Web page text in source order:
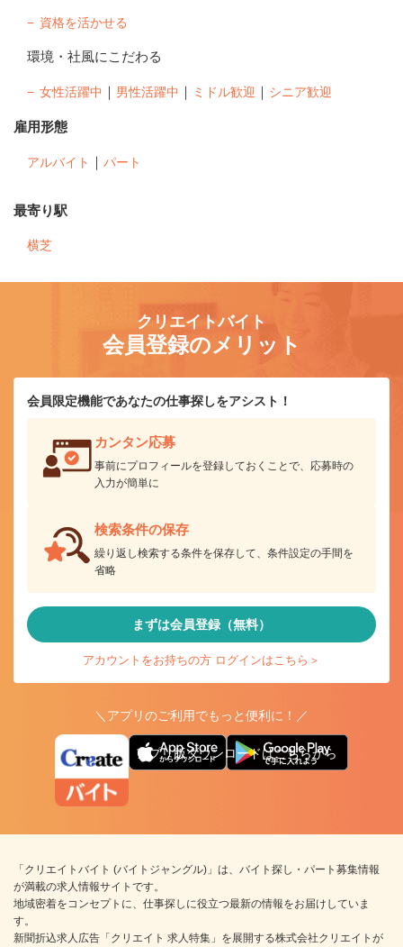
資格を活かせる
環境・社風にこだわる
女性活躍中 ｜ 男性活躍中 ｜ ミドル歓迎 ｜ シニア歓迎
雇用形態
アルバイト ｜ パート
最寄り駅
横芝
クリエイトバイト
会員登録のメリット
会員限定機能であなたの仕事探しをアシスト！
カンタン応募
事前にプロフィールを登録しておくことで、応募時の
入力が簡単に
検索条件の保存
繰り返し検索する条件を保存して、条件設定の手間を
省略
まずは会員登録（無料）
アカウントをお持ちの方 ログインはこちら＞
＼アプリのご利用でもっと便利に！／
アプリ版ダウンロードはこちらから
「クリエイトバイト (バイトジャングル)」は、バイト探し・パート募集情報
が満載の求人情報サイトです。
地域密着をコンセプトに、仕事探しに役立つ最新の情報をお届けしていま
す。
新聞折込求人広告「クリエイト 求人特集」を展開する株式会社クリエイトが